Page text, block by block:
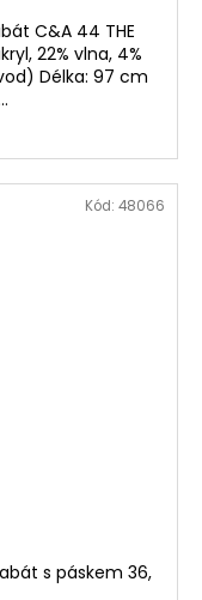
C&A 44 THE
22% vlna, 4%
Délka: 97 cm
s páskem 36,
Kód: 48066